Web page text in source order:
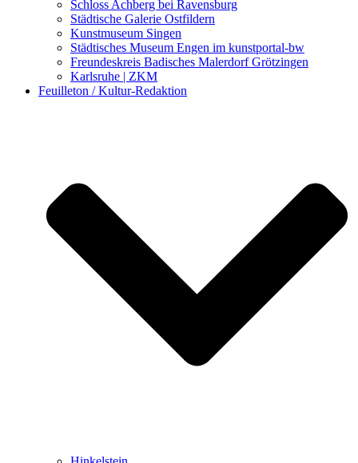
Schloss Achberg bei Ravensburg
Städtische Galerie Ostfildern
Kunstmuseum Singen
Städtisches Museum Engen im kunstportal-bw
Freundeskreis Badisches Malerdorf Grötzingen
Karlsruhe | ZKM
Feuilleton / Kultur-Redaktion